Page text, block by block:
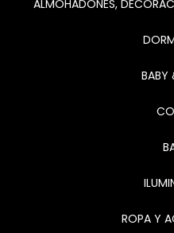
ALMOHADONES,
BABY
ROPA Y